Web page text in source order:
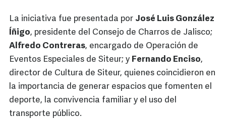
La iniciativa fue presentada por José Luis González
Íñigo, presidente del Consejo de Charros de Jalisco;
Alfredo Contreras, encargado de Operación de
Eventos Especiales de Siteur; y Fernando Enciso,
director de Cultura de Siteur, quienes coincidieron en
la importancia de generar espacios que fomenten el
deporte, la convivencia familiar y el uso del
transporte público.